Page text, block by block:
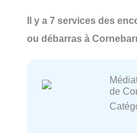
Il y a 7 services des
ou débarras à
de